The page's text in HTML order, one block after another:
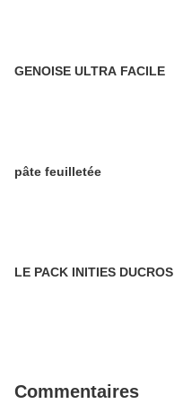
GENOISE ULTRA FACILE
pâte feuilletée
LE PACK INITIES DUCROS
Commentaires